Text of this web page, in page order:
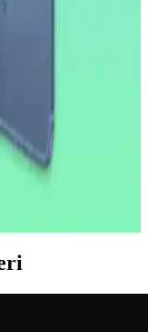
yazılım
deneyimini
artırmayı
Modeli ve
A18 çip ve 8 GB
ve ProMotion